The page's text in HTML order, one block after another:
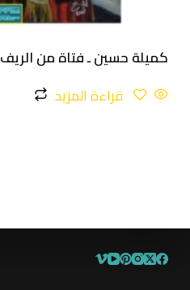
كميلة حسين ـ فتاة من الريف
قراءة المزيد